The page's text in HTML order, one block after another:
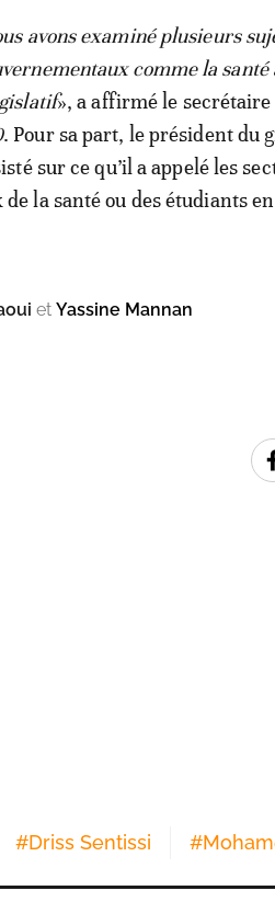
avons examiné plusieurs
comme la
», a affirmé le
. Pour sa part, le président du
sur ce qu’il a appelé les
la santé ou des étudiants
et Yassine Mannan
#Driss Sentissi #